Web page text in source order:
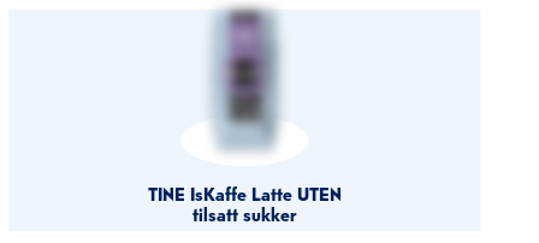
TINE IsKaffe Latte UTEN
tilsatt sukker